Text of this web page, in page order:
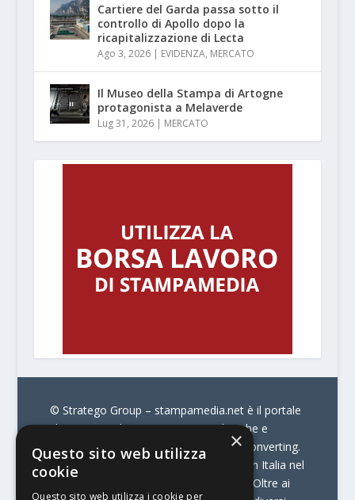
Cartiere del Garda passa sotto il
controllo di Apollo dopo la
ricapitalizzazione di Lecta
Ago 3, 2026| EVIDENZA, MERCATO
Il Museo della Stampa di Artogne
protagonista a Melaverde
Lug 31, 2026| MERCATO
© Stratego Group – stampamedia.net è il portale
che racconta le innovazioni tecnologiche e
l’attualità delle aziende di stampa e di converting.
È il portale di riferimento per chi opera in Italia nel
settore della comunicazione stampata. Oltre ai
×
Questo sito web utilizza
cookie
Questo sito web utilizza i cookie per